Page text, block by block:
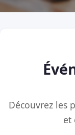
Découvrez les
et